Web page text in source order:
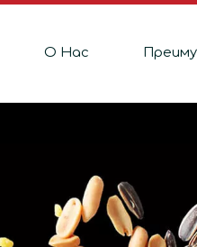
О Hас